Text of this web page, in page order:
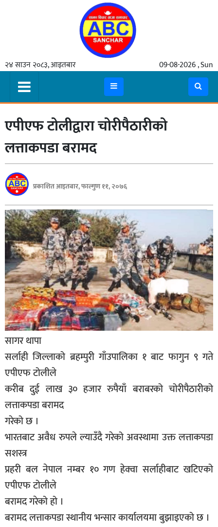
२४ साउन २०८३, आइतबार 09-08-2026 , Sun
समाचार
मुख्य
समाचार
कुटनीती
अर्थ
रसरङ्ग
यौन/
स्वास्थ्य
भिडियो
बिशेष
भिडियो
पत्रपत्रिका
खेलकुद
बिश्व
अचम्म
दुनिया
बिचार
कुराकानी
जीवनशैली
साहित्य
सूचना-
प्रवधि
एपीएफ टोलीद्वारा चोरीपैठारीको
लत्ताकपडा बरामद
प्रकाशित आइतबार, फाल्गुण ११, २०७६
सागर थापा
सर्लाही जिल्लाको ब्रहम्पुरी गाँउपालिका १ बाट फागुन ९ गते
एपीएफ टोलीले
करीब दुई लाख ३० हजार रुपैयाँ बराबरको चोरीपैठारीको
लत्ताकपडा बरामद
गरेको छ ।
भारतबाट अवैध रुपले ल्याउँदै गरेको अवस्थामा उक्त लत्ताकपडा
सशस्त्र
प्रहरी बल नेपाल नम्बर १० गण हेक्वा सर्लाहीबाट खटिएको
एपीएफ टोलीले
बरामद गरेको हो ।
बरामद लत्ताकपडा स्थानीय भन्सार कार्यालयमा बुझाइएको छ ।